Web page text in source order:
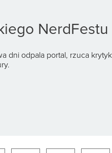
NerdFestu
dni odpala portal, rzuca